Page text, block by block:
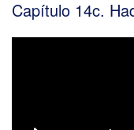
Capítulo 14c.